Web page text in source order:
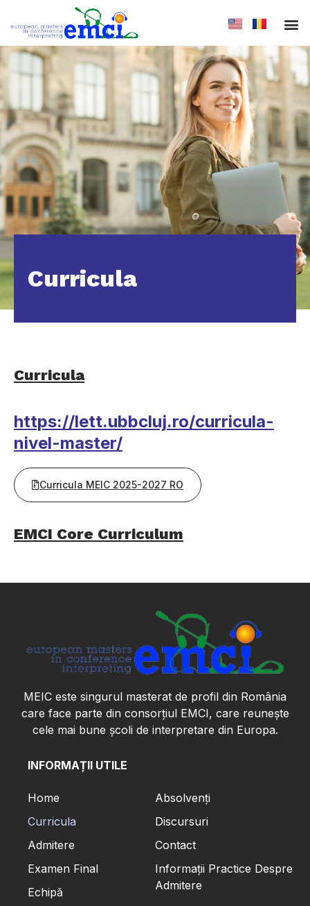
Curricula
Curricula
https://lett.ubbcluj.ro/curricula-
nivel-master/
Curricula MEIC 2025-2027 RO
EMCI Core Curriculum
MEIC este singurul masterat de profil din România
care face parte din consorțiul EMCI, care reunește
cele mai bune școli de interpretare din Europa.
INFORMAȚII UTILE
Home
Curricula
Admitere
Examen Final
Echipă
Absolvenți
Discursuri
Contact
Informații Practice Despre
Admitere